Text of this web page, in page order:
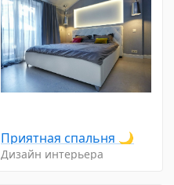
Приятная спальня 🌙
Дизайн интерьера